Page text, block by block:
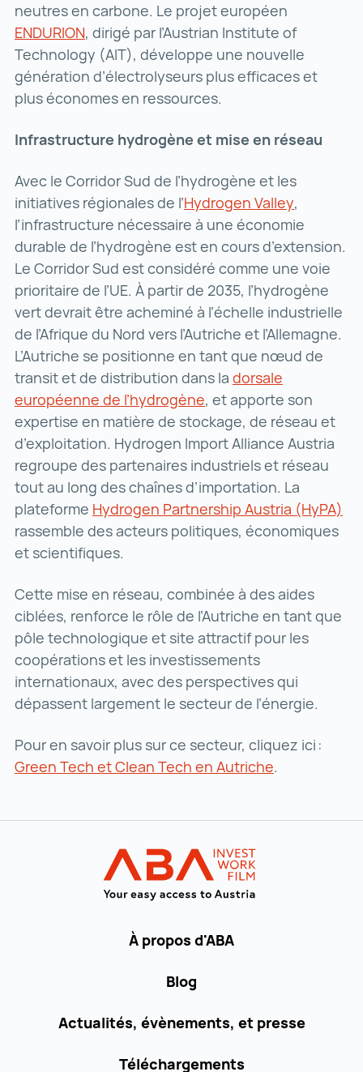
neutres en carbone. Le projet européen
ENDURIONENDURION ()
, dirigé par l’Austrian Institute of
Technology (AIT), développe une nouvelle
génération d’électrolyseurs plus efficaces et
plus économes en ressources.
Infrastructure hydrogène et mise en réseau
Avec le Corridor Sud de l’hydrogène et les
initiatives régionales de l’Hydrogen Valley,
l’infrastructure nécessaire à une économie
durable de l’hydrogène est en cours d’extension.
Le Corridor Sud est considéré comme une voie
prioritaire de l’UE. À partir de 2035, l’hydrogène
vert devrait être acheminé à l’échelle industrielle
de l’Afrique du Nord vers l’Autriche et l’Allemagne.
L’Autriche se positionne en tant que nœud de
transit et de distribution dans la dorsale
européenne de l’hydrogènedorsale européenne
, et apporte son
expertise en matière de stockage, de réseau et
d’exploitation. Hydrogen Import Alliance Austria
regroupe des partenaires industriels et réseau
tout au long des chaînes d’importation. La
plateforme Hydrogen Partnership Austria (HyPA)
rassemble des acteurs politiques, économiques
et scientifiques.
Cette mise en réseau, combinée à des aides
ciblées, renforce le rôle de l’Autriche en tant que
pôle technologique et site attractif pour les
coopérations et les investissements
internationaux, avec des perspectives qui
dépassent largement le secteur de l’énergie.
Pour en savoir plus sur ce secteur, cliquez ici :
Green Tech et Clean Tech en AutricheGreen Tech
.
À propos d'ABA
Blog
Actualités, évènements, et presse
Téléchargements